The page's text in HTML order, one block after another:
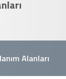
Alanları